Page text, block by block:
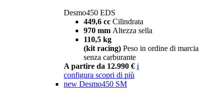
Desmo450 EDS
449,6 cc Cilindrata
970 mm Altezza sella
110,5 kg
(kit racing) Peso in ordine di marcia
senza carburante
A partire da 12.990 € i
configura scopri di più
new Desmo450 SM